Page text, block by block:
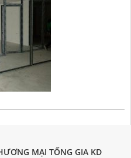
MẠI TỐNG GIA KD